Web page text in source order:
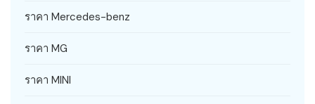
ราคา Mercedes-benz
ราคา MG
ราคา MINI